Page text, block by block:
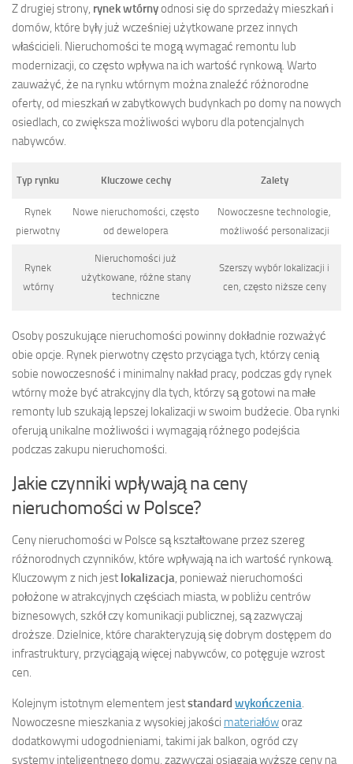
Z drugiej strony, rynek wtórnyodnosi się do sprzedaży mieszkań i
domów, które były już wcześniej użytkowane przez innych
właścicieli. Nieruchomości te mogą wymagać remontu lub
modernizacji, co często wpływa na ich wartość rynkową. Warto
zauważyć, że na rynku wtórnym można znaleźć różnorodne
oferty, od mieszkań w zabytkowych budynkach po domy na nowych
osiedlach, co zwiększa możliwości wyboru dla potencjalnych
nabywców.
Typ rynku Kluczowe cechy Zalety
Rynek
pierwotny
Nowe nieruchomości, często
od dewelopera
Nowoczesne technologie,
możliwość personalizacji
Rynek
wtórny
Nieruchomości już
użytkowane, różne stany
techniczne
Szerszy wybór lokalizacji i
cen, często niższe ceny
Osoby poszukujące nieruchomości powinny dokładnie rozważyć
obie opcje. Rynek pierwotny często przyciąga tych, którzy cenią
sobie nowoczesność i minimalny nakład pracy, podczas gdy rynek
wtórny może być atrakcyjny dla tych, którzy są gotowi na małe
remonty lub szukają lepszej lokalizacji w swoim budżecie. Oba rynki
oferują unikalne możliwości i wymagają różnego podejścia
podczas zakupu nieruchomości.
Jakie czynniki wpływają na ceny
nieruchomości w Polsce?
Ceny nieruchomości w Polsce są kształtowane przez szereg
różnorodnych czynników, które wpływają na ich wartość rynkową.
Kluczowym z nich jest lokalizacja , ponieważ nieruchomości
położone w atrakcyjnych częściach miasta, w pobliżu centrów
biznesowych, szkół czy komunikacji publicznej, są zazwyczaj
droższe. Dzielnice, które charakteryzują się dobrym dostępem do
infrastruktury, przyciągają więcej nabywców, co potęguje wzrost
cen.
Kolejnym istotnym elementem jeststandard wykończenia
Nowoczesne mieszkania z wysokiej jakości materiałóworaz
dodatkowymi udogodnieniami, takimi jak balkon, ogród czy
systemy inteligentnego domu, zazwyczaj osiągają wyższe ceny na